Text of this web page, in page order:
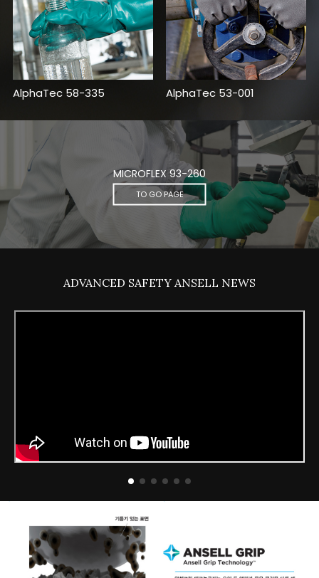
AlphaTec 58-335 AlphaTec 53-001
MICROFLEX 93-260
TO GO PAGE
ADVANCED SAFETY ANSELL NEWS